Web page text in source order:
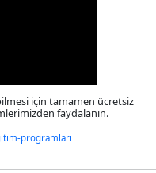
için tamamen ücretsiz
faydalanın.
programlari